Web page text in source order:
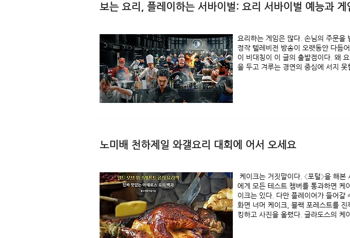
보는 요리, 플레이하는 서바이벌: 요리 서바이벌 예능과 게
요리하는 게임은 많다. 손님의 주문을
정작 텔레비전 방송이 오랫동안 다듬
이 비대칭이 이 글의 출발점이다. 왜
을 두고 겨루는 경연의 중심에 서지 못
노미배 천하제일 와갤요리 대회에 어서 오세요
케이크는 거짓말이다. 〈포털〉을 해
에게 모든 테스트 챔버를 통과하면 케
이크는 있다. 다만 플레이어가 들어갈
화면 너머 케이크, 블랙 포레스트를
킹하고 사진을 올렸다. 글라도스의 케